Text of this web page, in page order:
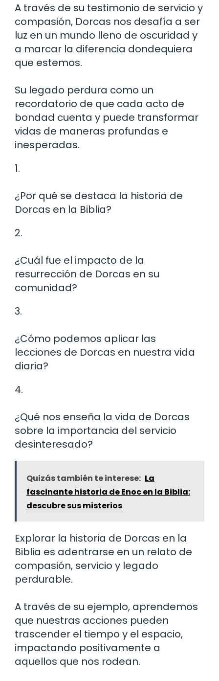
A través de su testimonio de servicio y
compasión, Dorcas nos desafía a ser
luz en un mundo lleno de oscuridad y
a marcar la diferencia dondequiera
que estemos.
Su legado perdura como un
recordatorio de que cada acto de
bondad cuenta y puede transformar
vidas de maneras profundas e
inesperadas.
1.
¿Por qué se destaca la historia de
Dorcas en la Biblia?
2.
¿Cuál fue el impacto de la
resurrección de Dorcas en su
comunidad?
3.
¿Cómo podemos aplicar las
lecciones de Dorcas en nuestra vida
diaria?
4.
¿Qué nos enseña la vida de Dorcas
sobre la importancia del servicio
desinteresado?
Quizás también te interese: La
fascinante historia de Enoc en la Biblia:
descubre sus misterios
Explorar la historia de Dorcas en la
Biblia es adentrarse en un relato de
compasión, servicio y legado
perdurable.
A través de su ejemplo, aprendemos
que nuestras acciones pueden
trascender el tiempo y el espacio,
impactando positivamente a
aquellos que nos rodean.